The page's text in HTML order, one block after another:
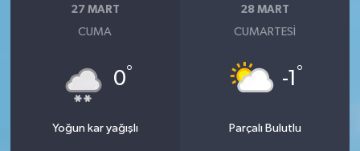
27 MART
CUMA
0°
Yoğun kar yağışlı
28 MART
CUMARTESI
-1 °
Parçalı Bulutlu